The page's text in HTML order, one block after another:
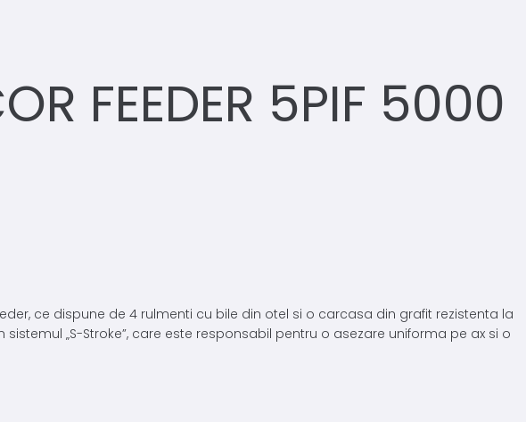
FEEDER 5PIF 5000
ce dispune de 4 rulmenti cu bile din otel si o carcasa din grafit rezistenta la
„S-Stroke”, care este responsabil pentru o asezare uniforma pe ax si o